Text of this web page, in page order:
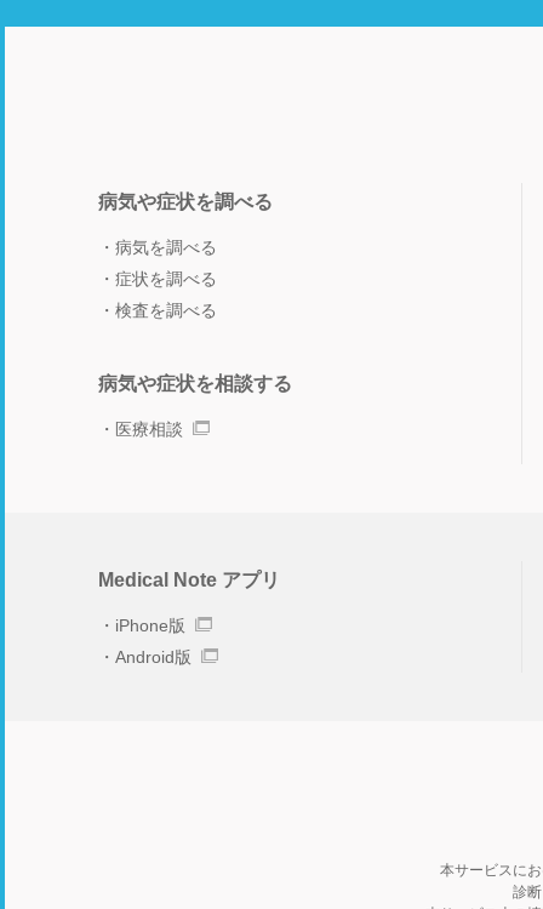
病気や症状を調べる
病気を調べる
症状を調べる
検査を調べる
病気や症状を相談する
医療相談
Medical Note アプリ
iPhone版
Android版
本サービスに
診